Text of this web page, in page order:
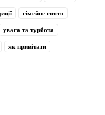
сімейне свято
увага та турбота
як привітати